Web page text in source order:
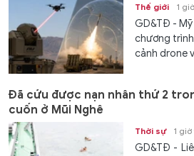
Thế giới 1
GD&TĐ -
chương
cảnh drone
Đã cứu được nạn nhân thứ 2
cuốn ở Mũi Nghê
Thời sự 1
GD&TĐ -